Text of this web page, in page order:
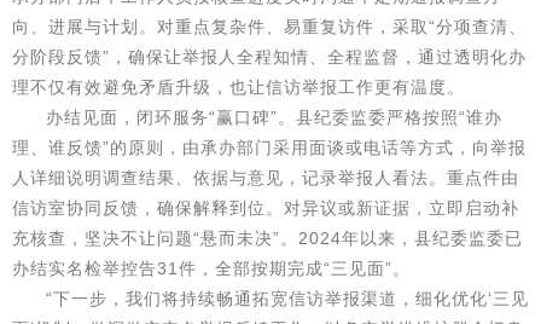
向、进展与计划。对重点复杂件、易重复访件，采取“分项查清、
分阶段反馈”，确保让举报人全程知情、全程监督，通过透明化办
理不仅有效避免矛盾升级，也让信访举报工作更有温度。
办结见面，闭环服务“赢口碑”。县纪委监委严格按照“谁办
理、谁反馈”的原则，由承办部门采用面谈或电话等方式，向举报
人详细说明调查结果、依据与意见，记录举报人看法。重点件由
信访室协同反馈，确保解释到位。对异议或新证据，立即启动补
充核查，坚决不让问题“悬而未决”。2024年以来，县纪委监委已
办结实名检举控告31件，全部按期完成“三见面”。
“下一步，我们将持续畅通拓宽信访举报渠道，细化优化‘三见